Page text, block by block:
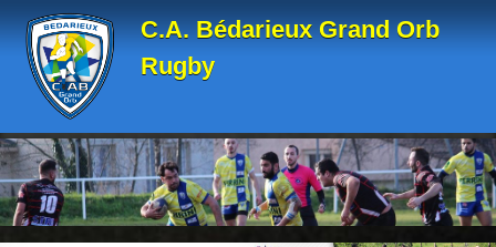
C.A. Bédarieux Grand Orb
Rugby
Panneau de gestion des cookies